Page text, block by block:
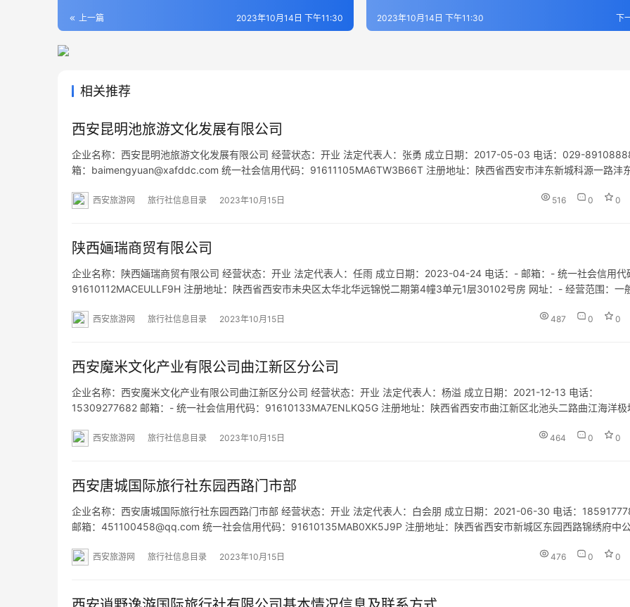
上一篇 2023年10月14日 下午11:30 下
2023年10月14日 下午11:30
相关推荐
西安昆明池旅游文化发展有限公司
企业名称：西安昆明池旅游文化发展有限公司 经营状态：开业 法定代表人：张勇 成立日期：2017-05-03 电话：029-
箱：baimengyuan@xafddc.com 统一社会信用代码：91611105MA6TW3B66T 注册地址：陕西省西安市沣东新城科源一路沣
西安旅游网 旅行社信息目录 2023年10月15日 516 0 0
陕西婳瑞商贸有限公司
企业名称：陕西婳瑞商贸有限公司 经营状态：开业 法定代表人：任雨 成立日期：2023-04-24 电话：- 邮箱：- 统一社会信用代
91610112MACEULLF9H 注册地址：陕西省西安市未央区太华北华远锦悦二期第4幢3单元1层30102号房 网址：- 经营范围：一
西安旅游网 旅行社信息目录 2023年10月15日 487 0 0
西安魔米文化产业有限公司曲江新区分公司
企业名称：西安魔米文化产业有限公司曲江新区分公司 经营状态：开业 法定代表人：杨溢 成立日期：2021-12-13 电话：
15309277682 邮箱：- 统一社会信用代码：91610133MA7ENLKQ5G 注册地址：陕西省西安市曲江新区北池头二路曲江海洋极
西安旅游网 旅行社信息目录 2023年10月15日 464 0 0
西安唐城国际旅行社东园西路门市部
企业名称：西安唐城国际旅行社东园西路门市部 经营状态：开业 法定代表人：白会朋 成立日期：2021-06-30 电话：
邮箱：451100458@qq.com 统一社会信用代码：91610135MAB0XK5J9P 注册地址：陕西省西安市新城区东园西路锦绣府中
西安旅游网 旅行社信息目录 2023年10月15日 476 0 0